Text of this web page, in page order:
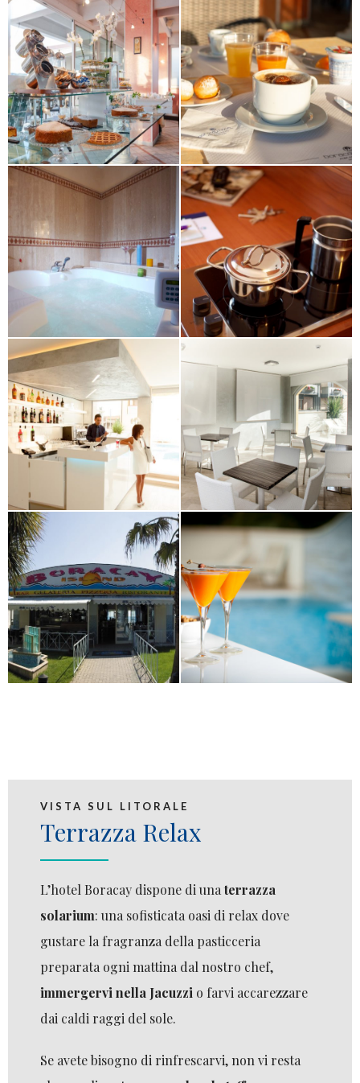
VISTA SUL LITORALE
Terrazza Relax
L’hotel Boracay dispone di una terrazza
solarium: una sofisticata oasi di relax dove
gustare la fragranza della pasticceria
preparata ogni mattina dal nostro chef,
immergervi nella Jacuzzi o farvi accarezzare
dai caldi raggi del sole.
Se avete bisogno di rinfrescarvi, non vi resta